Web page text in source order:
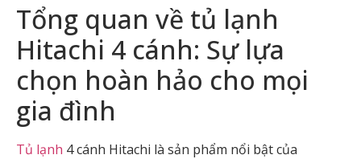
Tổng quan về tủ lạnh
Hitachi 4 cánh: Sự lựa
chọn hoàn hảo cho mọi
gia đình
Tủ lạnh 4 cánh Hitachi là sản phẩm nổi bật của